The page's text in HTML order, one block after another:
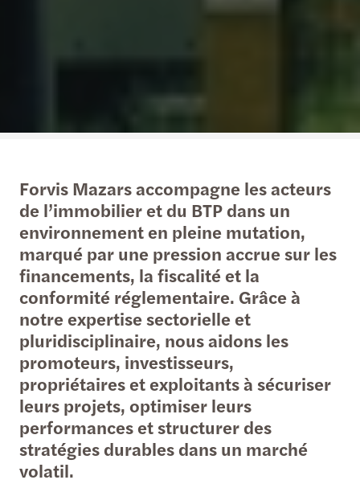
Forvis Mazars accompagne les acteurs
de l’immobilier et du BTP dans un
environnement en pleine mutation,
marqué par une pression accrue sur les
financements, la fiscalité et la
conformité réglementaire. Grâce à
notre expertise sectorielle et
pluridisciplinaire, nous aidons les
promoteurs, investisseurs,
propriétaires et exploitants à sécuriser
leurs projets, optimiser leurs
performances et structurer des
stratégies durables dans un marché
volatil.